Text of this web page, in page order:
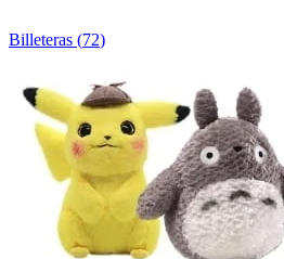
Billeteras (72)